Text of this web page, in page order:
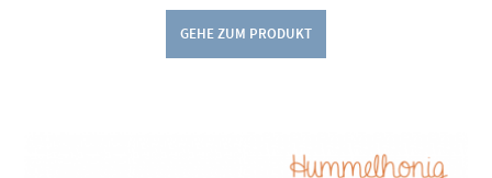
GEHE ZUM PRODUKT